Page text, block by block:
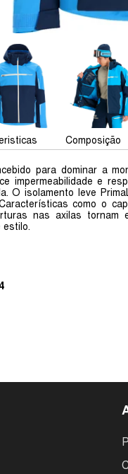
Composição
para dominar a
impermeabilidade e
O isolamento leve
como o
nas axilas tornam
estilo.